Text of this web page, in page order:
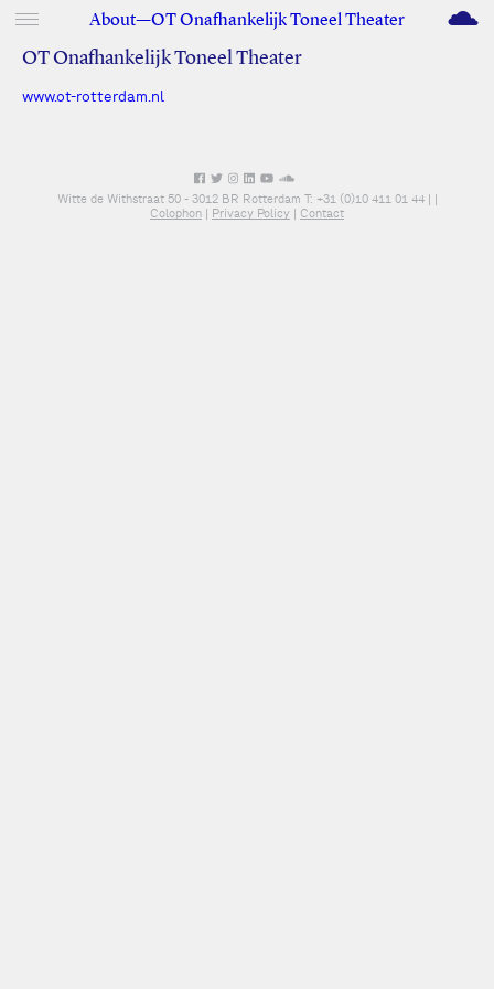
About—OT Onafhankelijk Toneel Theater M
OT Onafhankelijk Toneel Theater
www.ot-rotterdam.nl
Witte de Withstraat 50 - 3012 BR Rotterdam T: +31 (0)10 411 01 44 | |
Colophon | Privacy Policy | Contact